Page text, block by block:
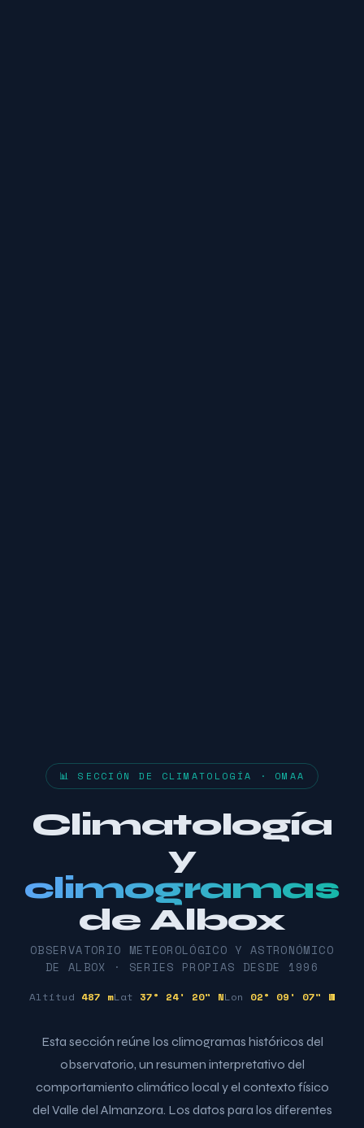
📊 SECCIÓN DE CLIMATOLOGÍA · OMAA
Climatología
y
climogramas
de Albox
OBSERVATORIO METEOROLÓGICO Y ASTRONÓMICO
DE ALBOX · SERIES PROPIAS DESDE 1996
Altitud 487 mLat 37° 24' 20" NLon 02° 09' 07" W
Esta sección reúne los climogramas históricos del
observatorio, un resumen interpretativo del
comportamiento climático local y el contexto físico
del Valle del Almanzora. Los datos para los diferentes